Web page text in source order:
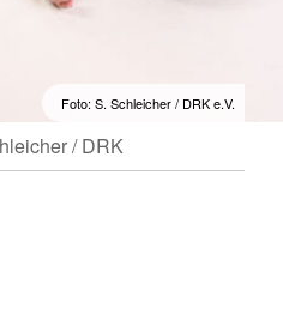
Foto: S. Schleicher / DRK e.V.
/ DRK